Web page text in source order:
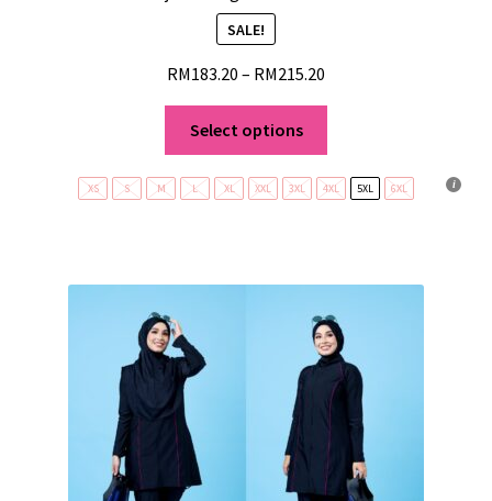
SALE!
RM183.20 – RM215.20
Select options
XS S M L XL XXL 3XL 4XL 5XL 6XL